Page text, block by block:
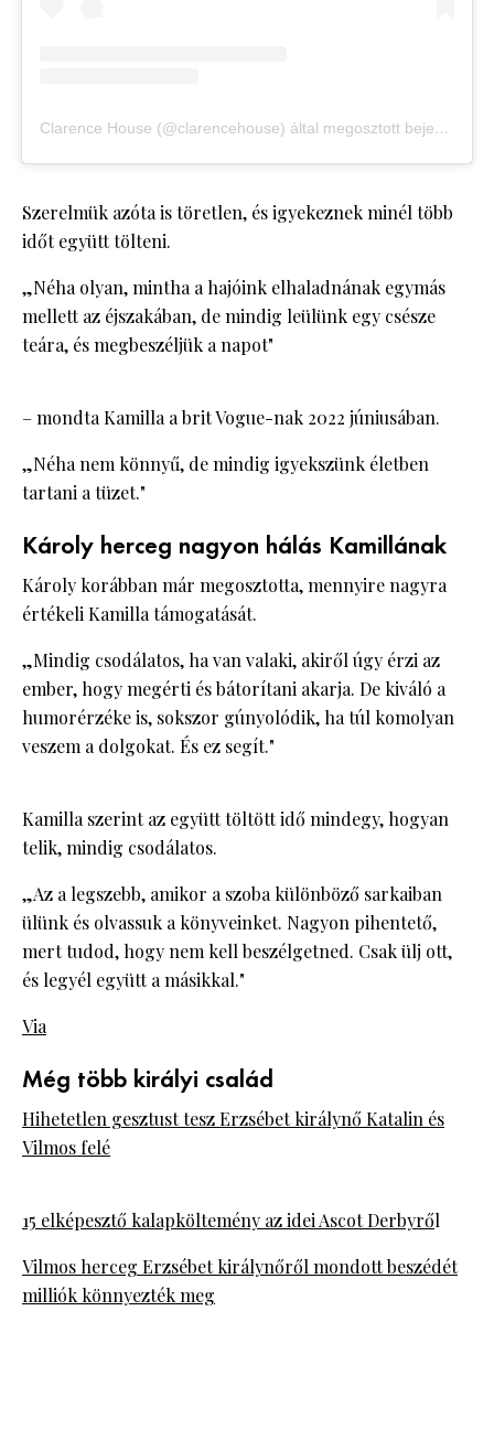
Clarence House (@clarencehouse) által megosztott bejegyzés
Szerelmük azóta is töretlen, és igyekeznek minél több
időt együtt tölteni.
„Néha olyan, mintha a hajóink elhaladnának egymás
mellett az éjszakában, de mindig leülünk egy csésze
teára, és megbeszéljük a napot"
– mondta Kamilla a brit Vogue-nak 2022 júniusában.
„Néha nem könnyű, de mindig igyekszünk életben
tartani a tüzet."
Károly herceg nagyon hálás Kamillának
Károly korábban már megosztotta, mennyire nagyra
értékeli Kamilla támogatását.
„Mindig csodálatos, ha van valaki, akiről úgy érzi az
ember, hogy megérti és bátorítani akarja. De kiváló a
humorérzéke is, sokszor gúnyolódik, ha túl komolyan
veszem a dolgokat. És ez segít."
Kamilla szerint az együtt töltött idő mindegy, hogyan
telik, mindig csodálatos.
„Az a legszebb, amikor a szoba különböző sarkaiban
ülünk és olvassuk a könyveinket. Nagyon pihentető,
mert tudod, hogy nem kell beszélgetned. Csak ülj ott,
és legyél együtt a másikkal."
Via
Még több királyi család
Hihetetlen gesztust tesz Erzsébet királynő Katalin és
Vilmos felé
15 elképesztő kalapköltemény az idei Ascot Derbyről
Vilmos herceg Erzsébet királynőről mondott beszédét
milliók könnyezték meg